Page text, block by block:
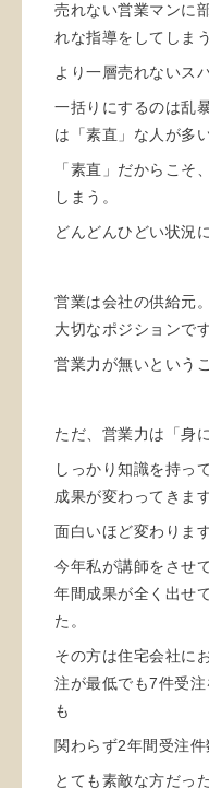
売れない営業マンに
れな指導をしてしま
より一層売れないス
一括りにするのは乱
は「素直」な人が多
「素直」だからこそ
しまう。
どんどんひどい状況
営業は会社の供給元
大切なポジションです
営業力が無いという
ただ、営業力は「身
しっかり知識を持っ
成果が変わってきます
面白いほど変わります
今年私が講師をさせ
年間成果が全く出せ
た。
その方は住宅会社に
注が最低でも7件受
も
関わらず2年間受注件
とても素敵な方だっ